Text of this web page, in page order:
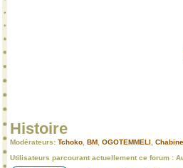
Histoire
Modérateurs: Tchoko BM OGOTEMMELI Chabine
Utilisateurs parcourant actuellement ce forum :